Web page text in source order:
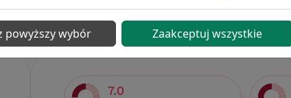
powyższy wybór Zaakceptuj wszystkie